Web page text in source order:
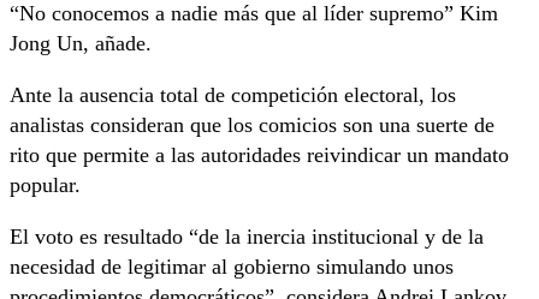
“No conocemos a nadie más que al líder supremo” Kim
Jong Un, añade.
Ante la ausencia total de competición electoral, los
analistas consideran que los comicios son una suerte de
rito que permite a las autoridades reivindicar un mandato
popular.
El voto es resultado “de la inercia institucional y de la
necesidad de legitimar al gobierno simulando unos